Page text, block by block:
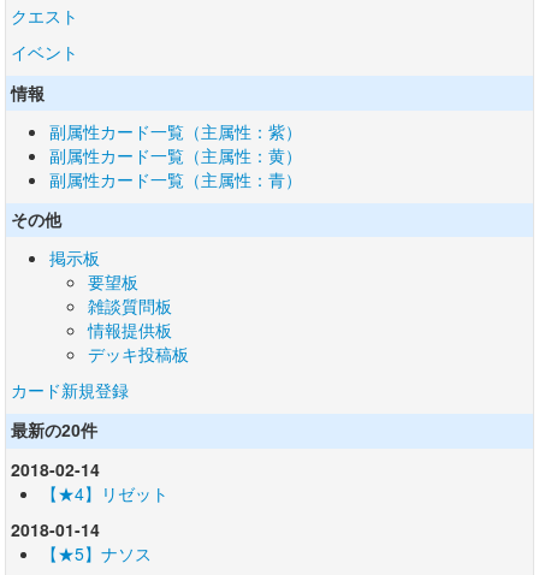
クエスト
イベント
情報
副属性カード一覧（主属性：紫）
副属性カード一覧（主属性：黄）
副属性カード一覧（主属性：青）
その他
掲示板
要望板
雑談質問板
情報提供板
デッキ投稿板
カード新規登録
最新の20件
2018-02-14
【★4】リゼット
2018-01-14
【★5】ナソス